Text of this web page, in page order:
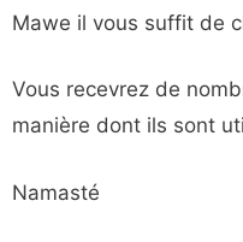
Mawe il vous suffit de
Vous recevrez de
manière dont ils sont
Namasté